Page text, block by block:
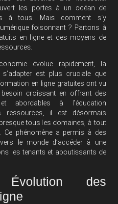
les portes à un océan de
à tous. Mais comment s’y
foisonnant ? Partons à
en ligne et des moyens de
évolue rapidement, la
est plus cruciale que
en ligne gratuites ont vu
croissant en offrant des
abordables à l’éducation
ressources, il est désormais
tous les domaines, à tout
Ce phénomène a permis à des
le monde d’accéder à une
les tenants et aboutissants de
des